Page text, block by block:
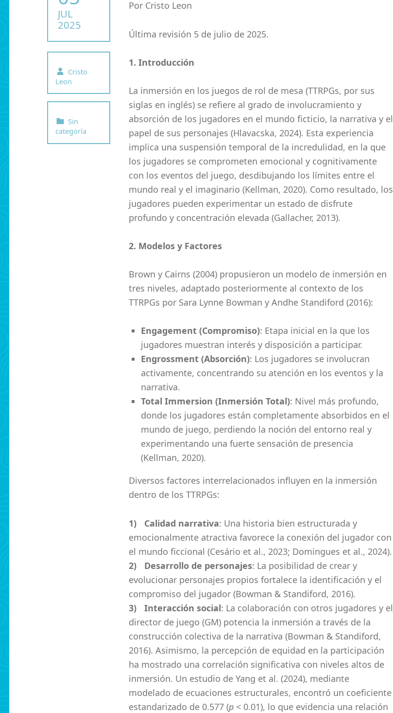
JUL
2025
Written by:
Cristo
Leon
Categorized in:
Sin
categoría
Por Cristo Leon
Última revisión 5 de julio de 2025.
1. Introducción
La inmersión en los juegos de rol de mesa (TTRPGs, por sus
siglas en inglés) se refiere al grado de involucramiento y
absorción de los jugadores en el mundo ficticio, la narrativa y el
papel de sus personajes (Hlavacska, 2024). Esta experiencia
implica una suspensión temporal de la incredulidad, en la que
los jugadores se comprometen emocional y cognitivamente
con los eventos del juego, desdibujando los límites entre el
mundo real y el imaginario (Kellman, 2020). Como resultado, los
jugadores pueden experimentar un estado de disfrute
profundo y concentración elevada (Gallacher, 2013).
2. Modelos y Factores
Brown y Cairns (2004) propusieron un modelo de inmersión en
tres niveles, adaptado posteriormente al contexto de los
TTRPGs por Sara Lynne Bowman y Andhe Standiford (2016):
Engagement (Compromiso): Etapa inicial en la que los
jugadores muestran interés y disposición a participar.
Engrossment (Absorción): Los jugadores se involucran
activamente, concentrando su atención en los eventos y la
narrativa.
Total Immersion (Inmersión Total): Nivel más profundo,
donde los jugadores están completamente absorbidos en el
mundo de juego, perdiendo la noción del entorno real y
experimentando una fuerte sensación de presencia
(Kellman, 2020).
Diversos factores interrelacionados influyen en la inmersión
dentro de los TTRPGs:
Calidad narrativa: Una historia bien estructurada y
emocionalmente atractiva favorece la conexión del jugador con
el mundo ficcional (Cesário et al., 2023; Domingues et al., 2024).
Desarrollo de personajes: La posibilidad de crear y
evolucionar personajes propios fortalece la identificación y el
compromiso del jugador (Bowman & Standiford, 2016).
Interacción social: La colaboración con otros jugadores y el
director de juego (GM) potencia la inmersión a través de la
construcción colectiva de la narrativa (Bowman & Standiford,
2016). Asimismo, la percepción de equidad en la participación
ha mostrado una correlación significativa con niveles altos de
inmersión. Un estudio de Yang et al. (2024), mediante
modelado de ecuaciones estructurales, encontró un coeficiente
estandarizado de 0.577 (p < 0.01), lo que evidencia una relación